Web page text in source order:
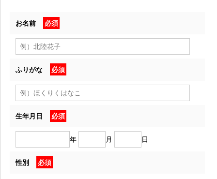
お名前 必須
ふりがな 必須
生年月日 必須
年 月 日
性別 必須